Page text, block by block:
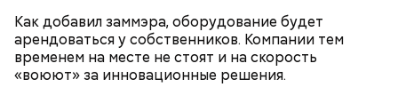
Как добавил заммэра, оборудование будет
арендоваться у собственников. Компании тем
временем на месте не стоят и на скорость
«воюют» за инновационные решения.